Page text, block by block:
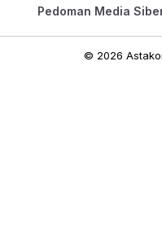
Pedoman Media
© 2026